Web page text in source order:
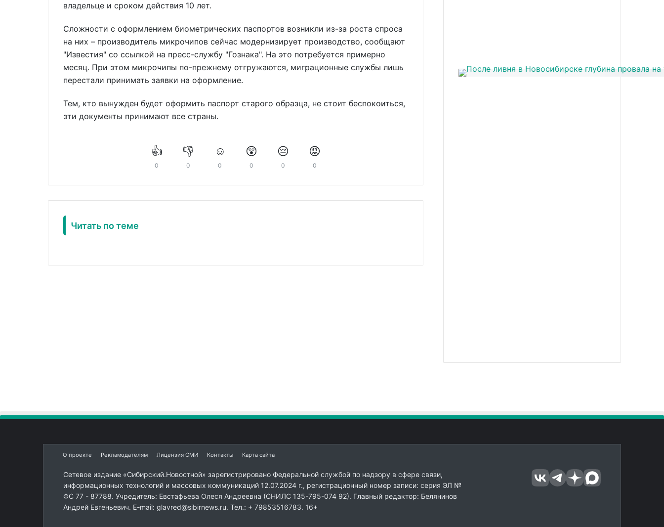
владельце и сроком действия 10 лет.
Сложности с оформлением биометрических паспортов возникли из-за роста спроса
на них – производитель микрочипов сейчас модернизирует производство, сообщают
"Известия" со ссылкой на пресс-службу "Гознака". На это потребуется примерно
месяц. При этом микрочипы по-прежнему отгружаются, миграционные службы лишь
перестали принимать заявки на оформление.
Тем, кто вынужден будет оформить паспорт старого образца, не стоит беспокоиться,
эти документы принимают все страны.
👍
0
👎
0
☺️
0
😲
0
😔
0
😡
0
Читать по теме
О проекте Рекламодателям Лицензия СМИ Контакты Карта сайта
Сетевое издание «Сибирский.Новостной» зарегистрировано Федеральной службой по надзору в сфере связи,
информационных технологий и массовых коммуникаций 12.07.2024 г., регистрационный номер записи: серия ЭЛ №
ФС 77 - 87788. Учредитель: Евстафьева Олеся Андреевна (СНИЛС 135-795-074 92). Главный редактор: Белянинов
Андрей Евгеньевич. E-mail: glavred@sibirnews.ru. Тел.: + 79853516783. 16+